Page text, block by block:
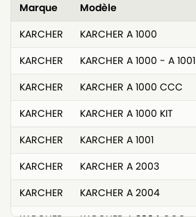
Marque
Modèle
KARCHER
KARCHER A 1000
KARCHER
KARCHER A 1000 - A 1001
KARCHER
KARCHER A 1000 CCC
KARCHER
KARCHER A 1000 KIT
KARCHER
KARCHER A 1001
KARCHER
KARCHER A 2003
KARCHER
KARCHER A 2004